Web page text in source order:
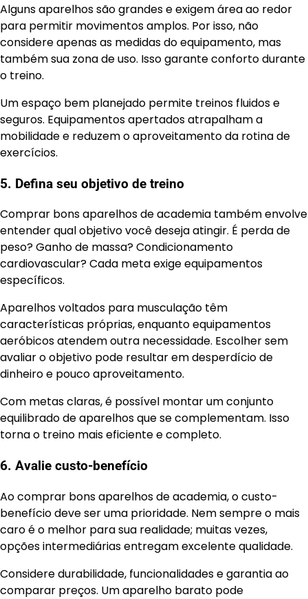
Alguns aparelhos são grandes e exigem área ao redor
para permitir movimentos amplos. Por isso, não
considere apenas as medidas do equipamento, mas
também sua zona de uso. Isso garante conforto durante
o treino.
Um espaço bem planejado permite treinos fluidos e
seguros. Equipamentos apertados atrapalham a
mobilidade e reduzem o aproveitamento da rotina de
exercícios.
5. Defina seu objetivo de treino
Comprar bons aparelhos de academia também envolve
entender qual objetivo você deseja atingir. É perda de
peso? Ganho de massa? Condicionamento
cardiovascular? Cada meta exige equipamentos
específicos.
Aparelhos voltados para musculação têm
características próprias, enquanto equipamentos
aeróbicos atendem outra necessidade. Escolher sem
avaliar o objetivo pode resultar em desperdício de
dinheiro e pouco aproveitamento.
Com metas claras, é possível montar um conjunto
equilibrado de aparelhos que se complementam. Isso
torna o treino mais eficiente e completo.
6. Avalie custo-benefício
Ao comprar bons aparelhos de academia, o custo-
benefício deve ser uma prioridade. Nem sempre o mais
caro é o melhor para sua realidade; muitas vezes,
opções intermediárias entregam excelente qualidade.
Considere durabilidade, funcionalidades e garantia ao
comparar preços. Um aparelho barato pode